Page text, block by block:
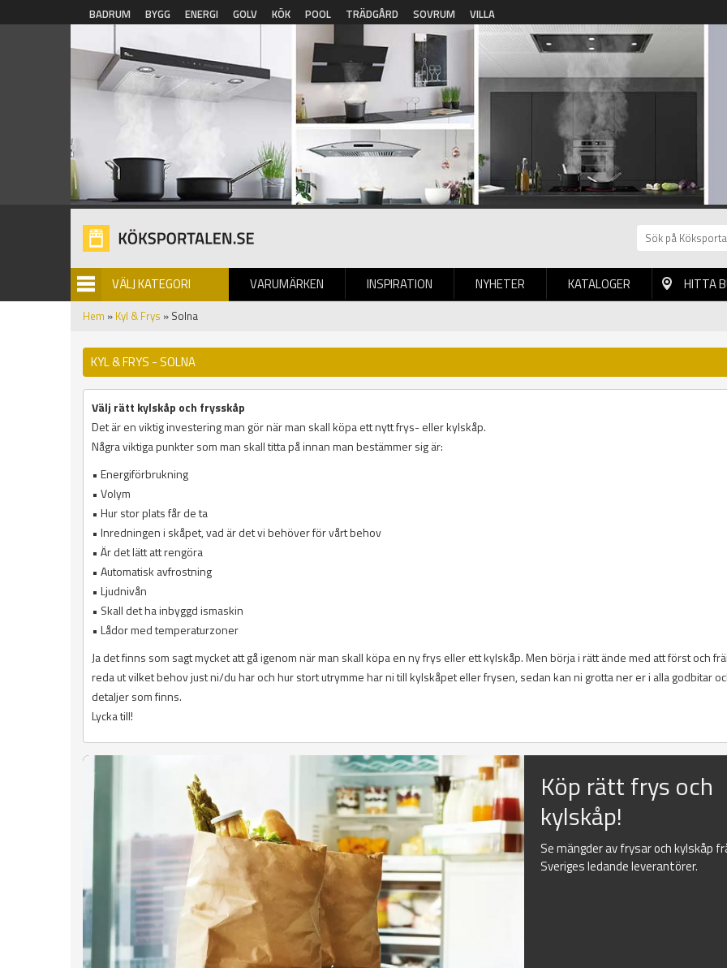
Hoppa till huvudinnehåll
BADRUM BYGG ENERGI GOLV KÖK POOL TRÄDGÅRD SOVRUM VILLA
VÄLJ KATEGORI VARUMÄRKEN INSPIRATION NYHETER
BILDGALLERI KATALOGER HITTA
Hem » Kyl & Frys » Solna
KYL & FRYS - SOLNA
Välj rätt kylskåp och frysskåp
Det är en viktig investering man gör när man skall köpa ett nytt frys- eller kylskåp.
Några viktiga punkter som man skall titta på innan man bestämmer sig är:
• Energiförbrukning
• Volym
• Hur stor plats får de ta
• Inredningen i skåpet, vad är det vi behöver för vårt behov
• Är det lätt att rengöra
• Automatisk avfrostning
• Ljudnivån
• Skall det ha inbyggd ismaskin
• Lådor med temperaturzoner
Ja det finns som sagt mycket att gå igenom när man skall köpa en ny frys eller ett kylskåp. Men börja i rätt ände med att först och
reda ut vilket behov just ni/du har och hur stort utrymme har ni till kylskåpet eller frysen, sedan kan ni grotta ner er i alla godbitar
detaljer som finns.
Lycka till!
Köp rätt frys och
kylskåp!
Se mängder av frysar och kylskåp
Sveriges ledande leverantörer.